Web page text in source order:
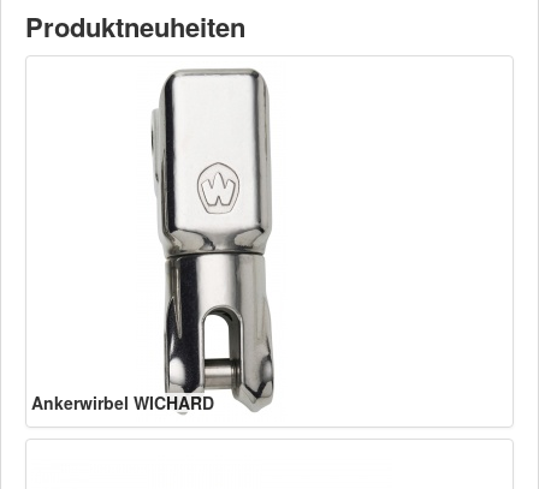
Produktneuheiten
Ankerwirbel WICHARD